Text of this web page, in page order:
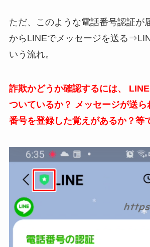
ただ、このような電話番号認証が
からLINEでメッセージを送る
いう流れ。
詐欺かどうか確認するには、
ついているか？ メッセージが送
番号を登録した覚えがあるか？等